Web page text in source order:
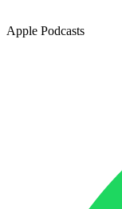
Apple Podcasts